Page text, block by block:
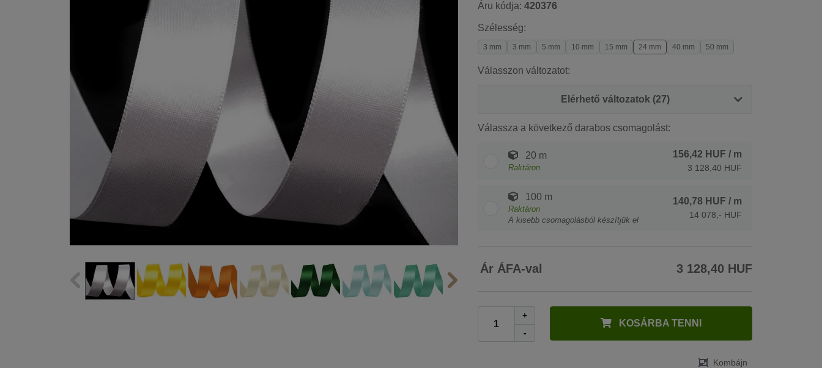
Áru kódja: 420376
Szélesség:
3 mm 3 mm 5 mm 10 mm 15 mm 24 mm 40 mm 50 mm
Válasszon változatot:
Elérhető változatok (27)
Válassza a következő darabos csomagolást:
20 m
Raktáron
156,42 HUF / m
3 128,40 HUF
100 m
Raktáron
A kisebb csomagolásból készítjük el
140,78 HUF / m
14 078,- HUF
Ár ÁFA-val 3 128,40 HUF
+
-
KOSÁRBA TENNI
Kombájn